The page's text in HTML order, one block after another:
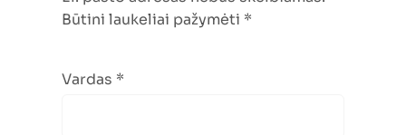
Būtini laukeliai pažymėti *
Vardas *